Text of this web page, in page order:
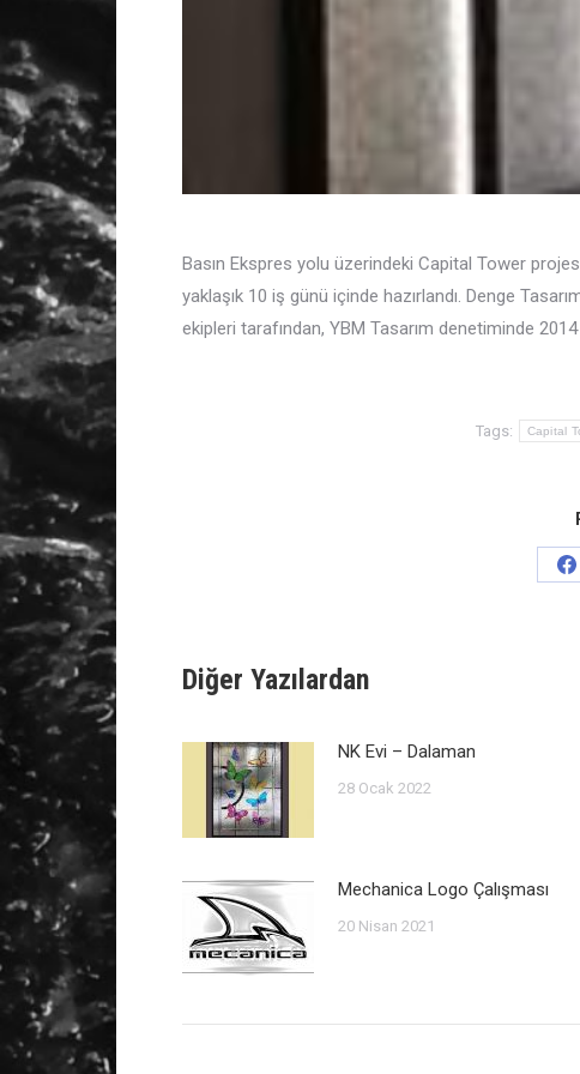
Basın Ekspres yolu üzerindeki Capital Tower
yaklaşık 10 iş günü içinde hazırlandı. Denge
ekipleri tarafından, YBM Tasarım denetiminde 2014
Tags: Capital
Diğer Yazılardan
NK Evi – Dalaman
28 Ocak 2022
Mechanica Logo Çalışması
20 Nisan 2021